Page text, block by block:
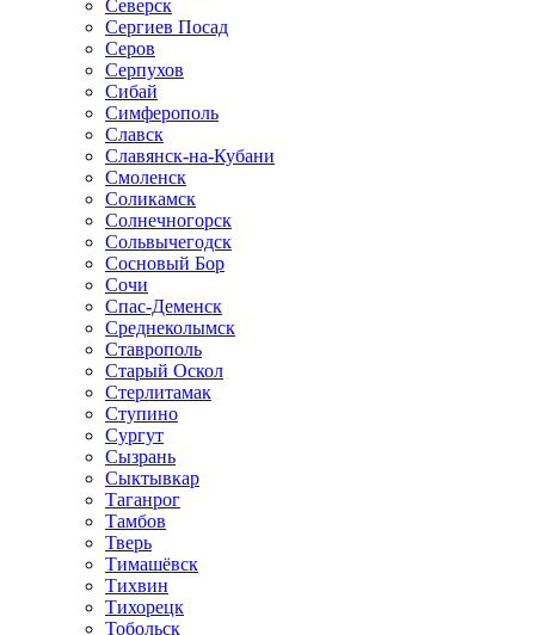
Северск
Сергиев Посад
Серов
Серпухов
Сибай
Симферополь
Славск
Славянск-на-Кубани
Смоленск
Соликамск
Солнечногорск
Сольвычегодск
Сосновый Бор
Сочи
Спас-Деменск
Среднеколымск
Ставрополь
Старый Оскол
Стерлитамак
Ступино
Сургут
Сызрань
Сыктывкар
Таганрог
Тамбов
Тверь
Тимашёвск
Тихвин
Тихорецк
Тобольск